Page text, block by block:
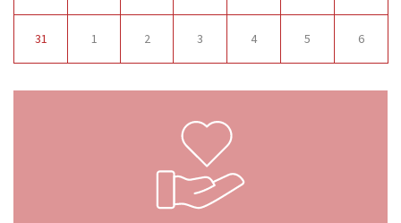
31 1 2 3 4 5 6